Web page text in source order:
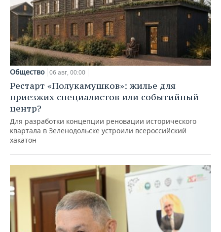
Общество 06 авг, 00:00
Рестарт «Полукамушков»: жилье для
приезжих специалистов или событийный
центр?
Для разработки концепции реновации исторического
квартала в Зеленодольске устроили всероссийский
хакатон